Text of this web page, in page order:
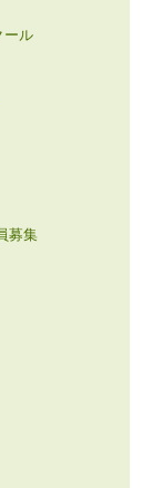
ール
募集